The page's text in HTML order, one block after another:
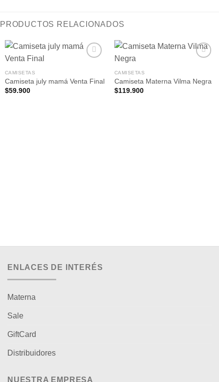
PRODUCTOS RELACIONADOS
Añadir
CAMISETAS
Camiseta july mamá Venta Final
$59.900
Añadir
CAMISETAS
Camiseta Materna Vilma Negra
$119.900
ENLACES DE INTERÉS
Materna
Sale
GiftCard
Distribuidores
NUESTRA EMPRESA